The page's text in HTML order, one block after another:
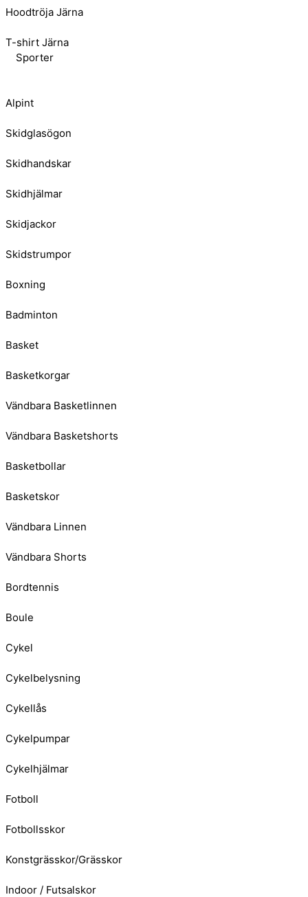
Hoodtröja Järna
T-shirt Järna
Sporter
Alpint
Skidglasögon
Skidhandskar
Skidhjälmar
Skidjackor
Skidstrumpor
Boxning
Badminton
Basket
Basketkorgar
Vändbara Basketlinnen
Vändbara Basketshorts
Basketbollar
Basketskor
Vändbara Linnen
Vändbara Shorts
Bordtennis
Boule
Cykel
Cykelbelysning
Cykellås
Cykelpumpar
Cykelhjälmar
Fotboll
Fotbollsskor
Konstgrässkor/Grässkor
Indoor / Futsalskor